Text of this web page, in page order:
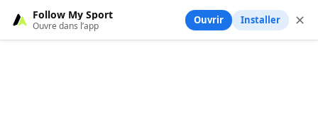
Follow My Sport
Ouvre dans l’app Ouvrir Installer ✕